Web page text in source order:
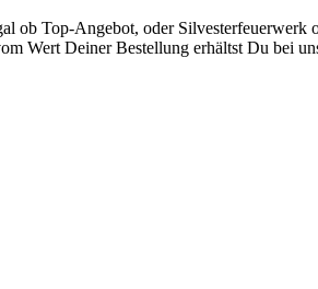
ob Top-Angebot, oder
Wert Deiner Bestellung erhältst Du bei